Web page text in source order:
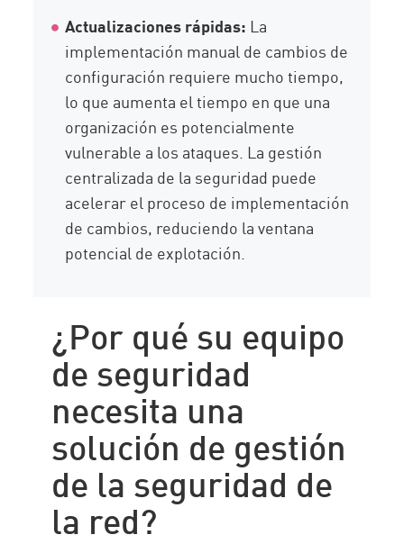
Actualizaciones rápidas: La
implementación manual de cambios de
configuración requiere mucho tiempo,
lo que aumenta el tiempo en que una
organización es potencialmente
vulnerable a los ataques. La gestión
centralizada de la seguridad puede
acelerar el proceso de implementación
de cambios, reduciendo la ventana
potencial de explotación.
¿Por qué su equipo
de seguridad
necesita una
solución de gestión
de la seguridad de
la red?